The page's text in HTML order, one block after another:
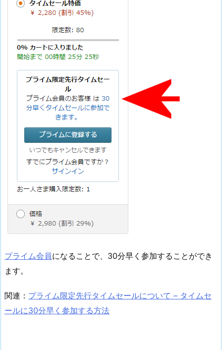
プライム会員になることで、30分早く参加することができ
ます。
関連： プライム限定先行タイムセールについて – タイムセ
ールに30分早く参加する方法